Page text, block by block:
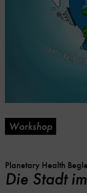
Workshop
Planetary Health
Die Stadt